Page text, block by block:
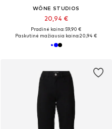
WÔNE STUDIOS
20,94 €
Pradinė kaina: 59,90 €
Paskutinė mažiausia kaina:20,94 €